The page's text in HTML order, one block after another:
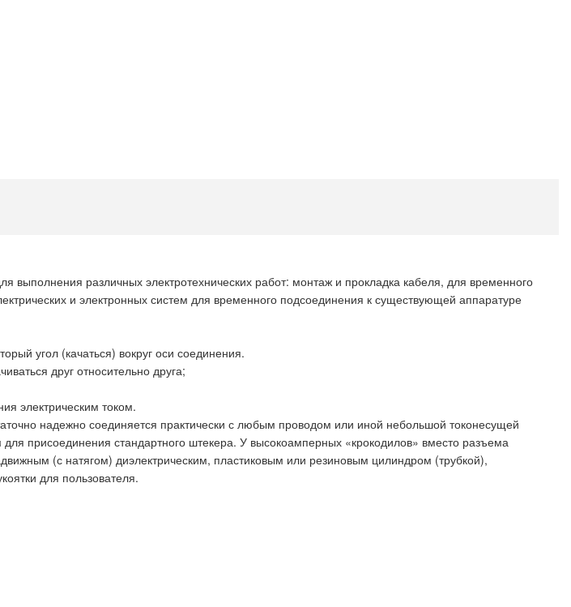
различных электротехнических работ: монтаж и прокладка кабеля, для временного
и электронных систем для временного подсоединения к существующей аппаратуре
угол (качаться) вокруг оси соединения.
друг относительно друга;
электрическим током.
надежно соединяется практически с любым проводом или иной небольшой токонесущей
присоединения стандартного штекера. У высокоамперных «крокодилов» вместо разъема
(с натягом) диэлектрическим, пластиковым или резиновым цилиндром (трубкой),
для пользователя.